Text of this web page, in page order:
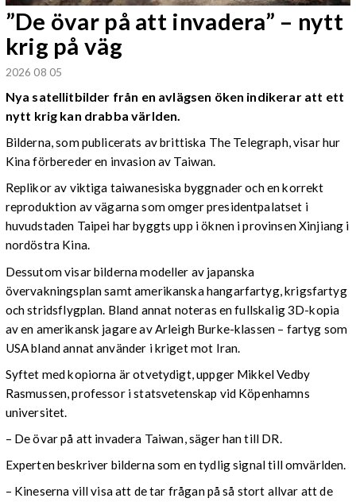
”De övar på att invadera” – nytt
krig på väg
2026 08 05
Nya satellitbilder från en avlägsen öken indikerar att ett
nytt krig kan drabba världen.
Bilderna, som publicerats av brittiska The Telegraph, visar hur
Kina förbereder en invasion av Taiwan.
Replikor av viktiga taiwanesiska byggnader och en korrekt
reproduktion av vägarna som omger presidentpalatset i
huvudstaden Taipei har byggts upp i öknen i provinsen Xinjiang i
nordöstra Kina.
Dessutom visar bilderna modeller av japanska
övervakningsplan samt amerikanska hangarfartyg, krigsfartyg
och stridsflygplan. Bland annat noteras en fullskalig 3D-kopia
av en amerikansk jagare av Arleigh Burke-klassen – fartyg som
USA bland annat använder i kriget mot Iran.
Syftet med kopiorna är otvetydigt, uppger Mikkel Vedby
Rasmussen, professor i statsvetenskap vid Köpenhamns
universitet.
– De övar på att invadera Taiwan, säger han till DR.
Experten beskriver bilderna som en tydlig signal till omvärlden.
– Kineserna vill visa att de tar frågan på så stort allvar att de